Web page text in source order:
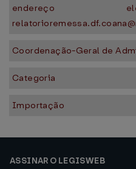
endereço
Coordenação-Geral de
Categoria
Importação
ASSINAR O LEGISWEB